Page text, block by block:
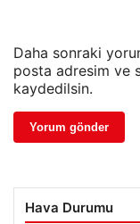
Daha sonraki
posta adresim ve
kaydedilsin.
Hava Durumu